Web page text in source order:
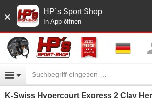
× HP´s Sport Shop
In App öffnen
K-Swiss Hypercourt Express 2 Clay